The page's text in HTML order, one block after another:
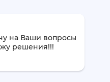
на Ваши вопросы
решения!!!